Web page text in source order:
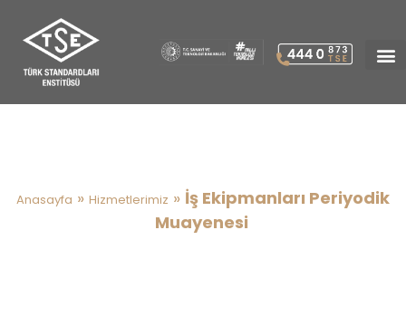
Anasayfa » Hizmetlerimiz » İş Ekipmanları Periyodik
Muayenesi